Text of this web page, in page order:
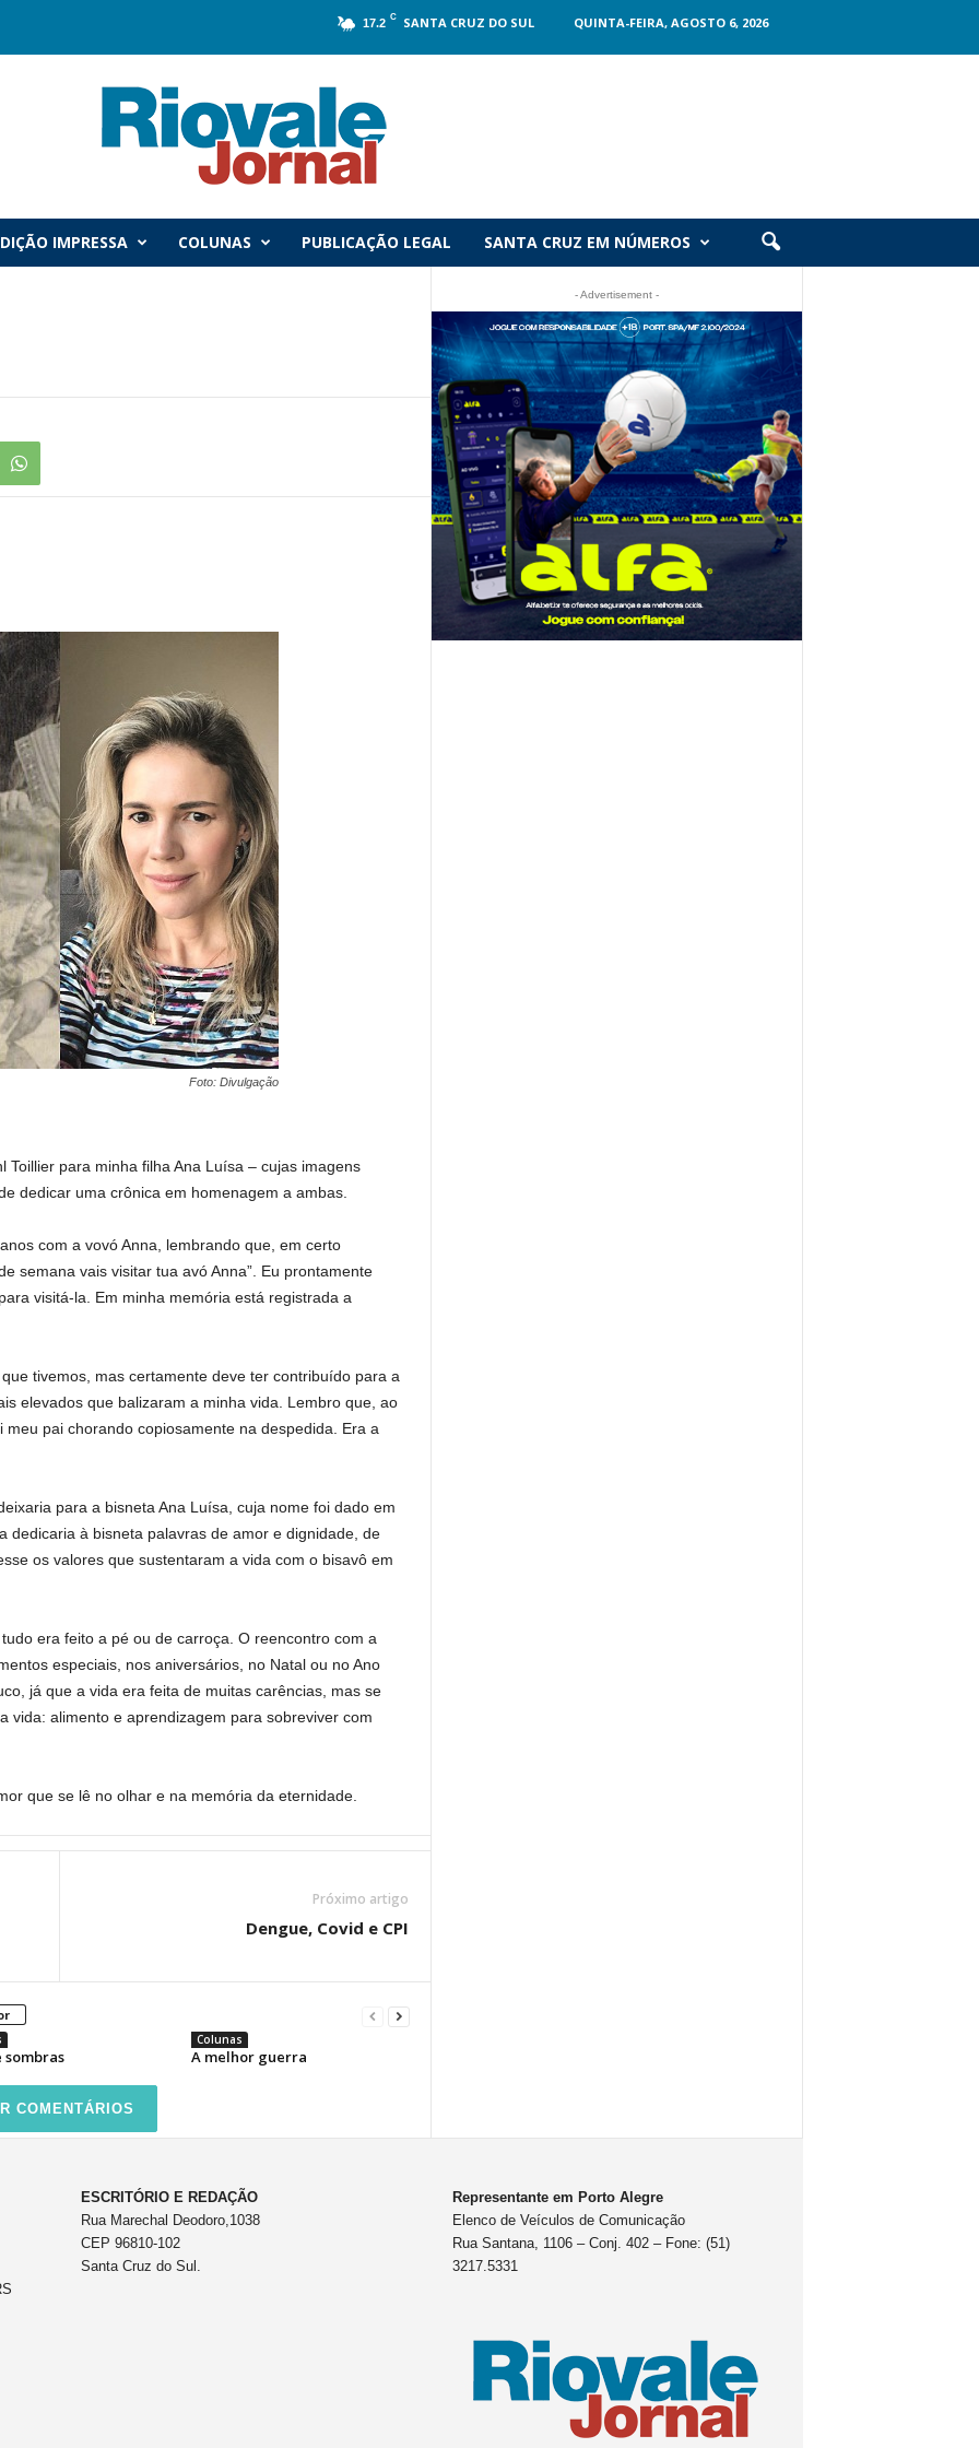
17.2 C SANTA CRUZ DO SUL QUINTA-FEIRA, AGOSTO 6, 2026
IMPRESSA COLUNAS PUBLICAÇÃO LEGAL SANTA CRUZ EM NÚMEROS
Foto: Divulgação
Toillier para minha filha Ana Luísa – cujas imagens
dedicar uma crônica em homenagem a ambas.
com a vovó Anna, lembrando que, em certo
semana vais visitar tua avó Anna”. Eu prontamente
visitá-la. Em minha memória está registrada a
tivemos, mas certamente deve ter contribuído para a
elevados que balizaram a minha vida. Lembro que, ao
pai chorando copiosamente na despedida. Era a
para a bisneta Ana Luísa, cuja nome foi dado em
dedicaria à bisneta palavras de amor e dignidade, de
os valores que sustentaram a vida com o bisavô em
era feito a pé ou de carroça. O reencontro com a
especiais, nos aniversários, no Natal ou no Ano
já que a vida era feita de muitas carências, mas se
vida: alimento e aprendizagem para sobreviver com
que se lê no olhar e na memória da eternidade.
Próximo artigo
Dengue, Covid e CPI
sombras
Colunas
A melhor guerra
COMENTÁRIOS
- Advertisement -
ESCRITÓRIO E REDAÇÃO
Rua Marechal Deodoro,1038
CEP 96810-102
Santa Cruz do Sul.
Representante em Porto Alegre
Elenco de Veículos de Comunicação
Rua Santana, 1106 – Conj. 402 – Fone: (51)
3217.5331